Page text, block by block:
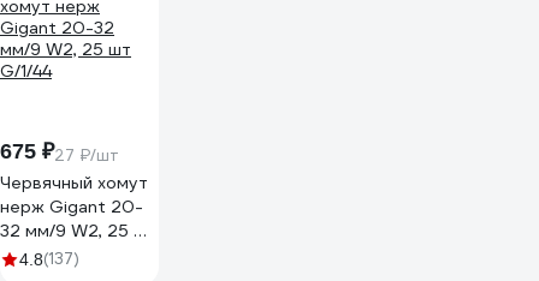
675 ₽27 ₽/шт
Червячный хомут
нерж Gigant 20-
32 мм/9 W2, 25 шт
G/1/44
4.8(137)